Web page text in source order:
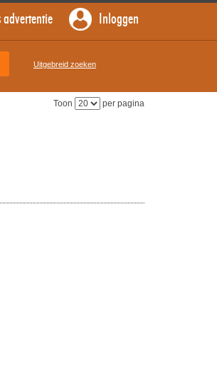
advertentie Inloggen
Uitgebreid zoeken
Toon per pagina